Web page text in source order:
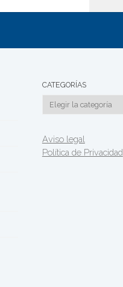
CATEGORÍAS
Categorías
Aviso legal
Política de Privacidad